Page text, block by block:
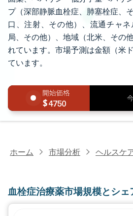
プ（深部静脈血栓症、肺塞栓症、
口、注射、その他）、流通チャ
局、その他）、地域（北米、その
れています。市場予測は金額（米
ています。
4750
ホーム 市場分析 ヘルスケ
血栓症治療薬市場規模とシェ